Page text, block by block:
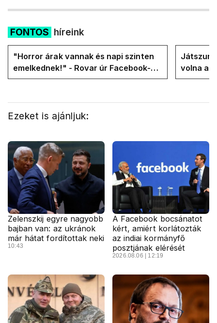
FONTOS híreink
"Horror árak vannak és napi szinten
emelkednek!" - Rovar úr Facebook-
oldalán lázadnak a Tiszások
volna az
Ezeket is ajánljuk:
Zelenszkij egyre nagyobb
bajban van: az ukránok
már hátat fordítottak neki
10:43
A Facebook bocsánatot
kért, amiért korlátozták
az indiai kormányfő
posztjának elérését
2026.08.06 | 12:19